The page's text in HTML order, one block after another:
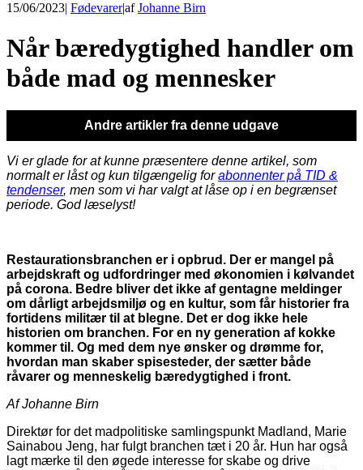
15/06/2023| Fødevarer|afJohanne Birn
Når bæredygtighed handler om
både mad og mennesker
Andre artikler fra denne udgave
Vi er glade for at kunne præsentere denne artikel, som
normalt er låst og kun tilgængelig forabonnenter på TID &
tendenser, men som vi har valgt at låse op i en begrænset
periode. God læselyst!
Restaurationsbranchen er i opbrud. Der er mangel på
arbejdskraft og udfordringer med økonomien i kølvandet
på corona. Bedre bliver det ikke af gentagne meldinger
om dårligt arbejdsmiljø og en kultur, som får historier fra
fortidens militær til at blegne. Det er dog ikke hele
historien om branchen. For en ny generation af kokke
kommer til. Og med dem nye ønsker og drømme for,
hvordan man skaber spisesteder, der sætter både
råvarer og menneskelig bæredygtighed i front.
Af Johanne Birn
Direktør for det madpolitiske samlingspunkt Madland, Marie
Sainabou Jeng, har fulgt branchen tæt i 20 år. Hun har også
lagt mærke til den øgede interesse for skabe og drive